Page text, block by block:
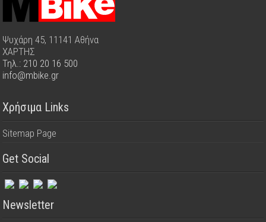
Ψυχάρη 45, 11141 Αθήνα
ΧΑΡΤΗΣ
Τηλ.: 210 20 16 500
info@mbike.gr
Χρήσιμα Links
Sitemap Page
Get Social
Newsletter